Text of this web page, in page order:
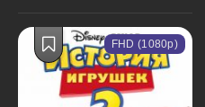
FHD (1080p)